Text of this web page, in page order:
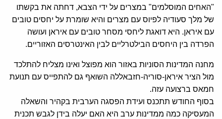
"האחים המוסלמים" במצרים על ידי הצבא, דחתה את בקשתו
של מלך סעודיה לפיוס עם מצרים והיא שומרת על יחסים טובים
עם איראן. היא דואגת ליחסי מסחר טובים עם איראן ועושה
הפרדה בין היחסים הבילטרליים לבין האינטרסים האזוריים.
מחנה המדינות הסוניות באזור הוא מפוצל ואינו מצליח להתלכד
מול הציר איראן-סוריה-חזבאללה השואף גם להתפייס עם תנועת
חמאס ברצועה עזה.
בסוף החודש תתכנס ועידת הפסגה הערבית בקהיר והשאלה
המעסיקה כמה ממדינות ערב היא האם יעלה בידן לגבש תכנית